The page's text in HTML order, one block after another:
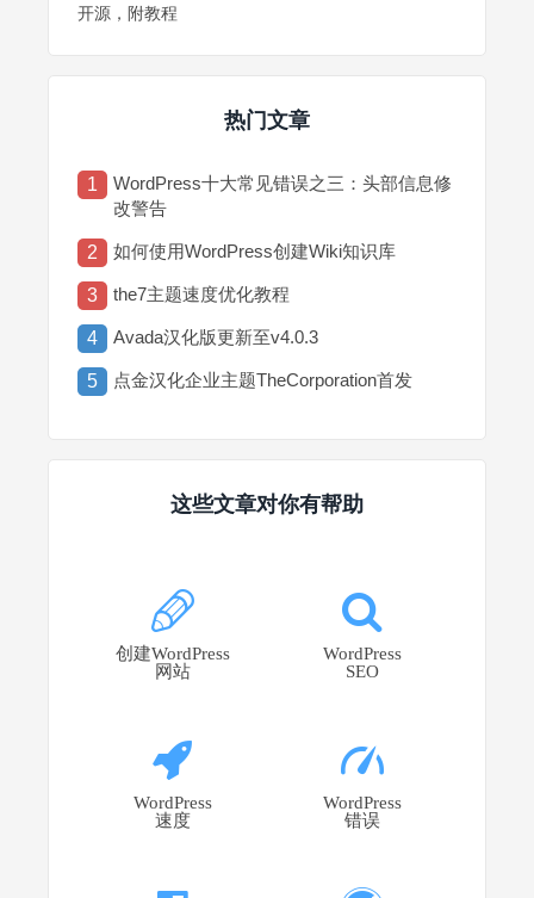
开源，附教程
热门文章
1
WordPress十大常见错误之三：头部信息修
改警告
2 如何使用WordPress创建Wiki知识库
3 the7主题速度优化教程
4 Avada汉化版更新至v4.0.3
5 点金汉化企业主题TheCorporation首发
这些文章对你有帮助
创建WordPress
网站
WordPress
SEO
WordPress
速度
WordPress
错误